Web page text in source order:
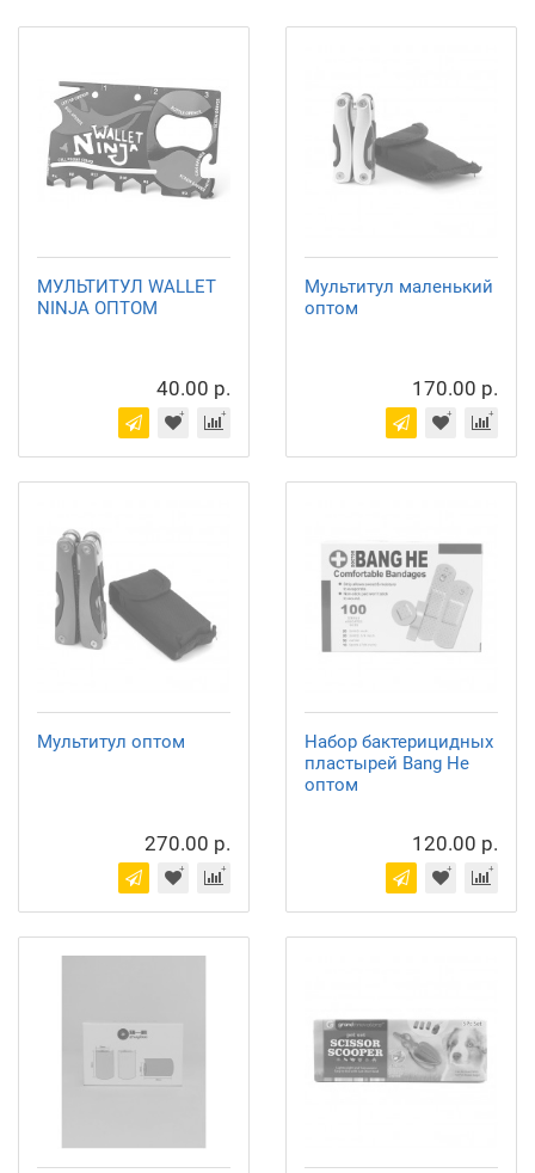
МУЛЬТИТУЛ WALLET
NINJA ОПТОМ
40.00 р.
Мультитул маленький
оптом
170.00 р.
Мультитул оптом
270.00 р.
Набор бактерицидных
пластырей Bang He
оптом
120.00 р.